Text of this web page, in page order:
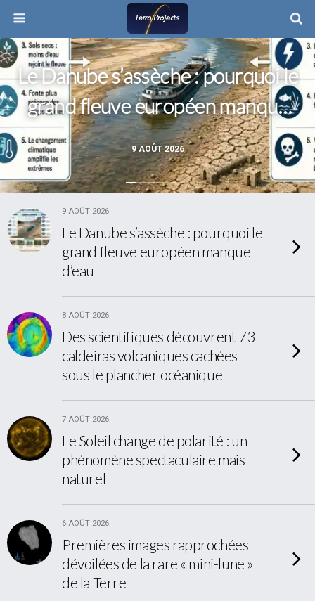
9 AOÛT 2026
Le Danube s’assèche : pourquoi le
grand fleuve européen manque
d’eau
9 AOÛT 2026
Le Danube s’assèche : pourquoi le
grand fleuve européen manque
d’eau
8 AOÛT 2026
Des scientifiques découvrent 73
caldeiras volcaniques cachées
sous le plancher océanique
7 AOÛT 2026
Le Soleil change de polarité : un
phénomène spectaculaire mais
naturel
6 AOÛT 2026
Premières images rapprochées
dévoilées de la rare « mini-lune »
de la Terre